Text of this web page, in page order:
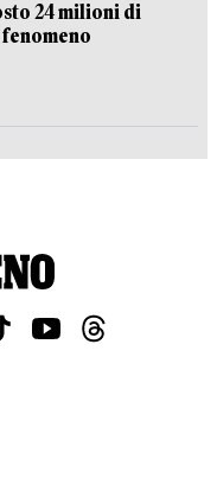
24 milioni di